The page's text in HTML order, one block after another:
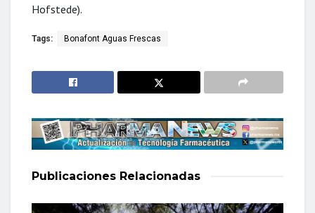
Hofstede).
Tags: Bonafont Aguas Frescas
Publicaciones Relacionadas